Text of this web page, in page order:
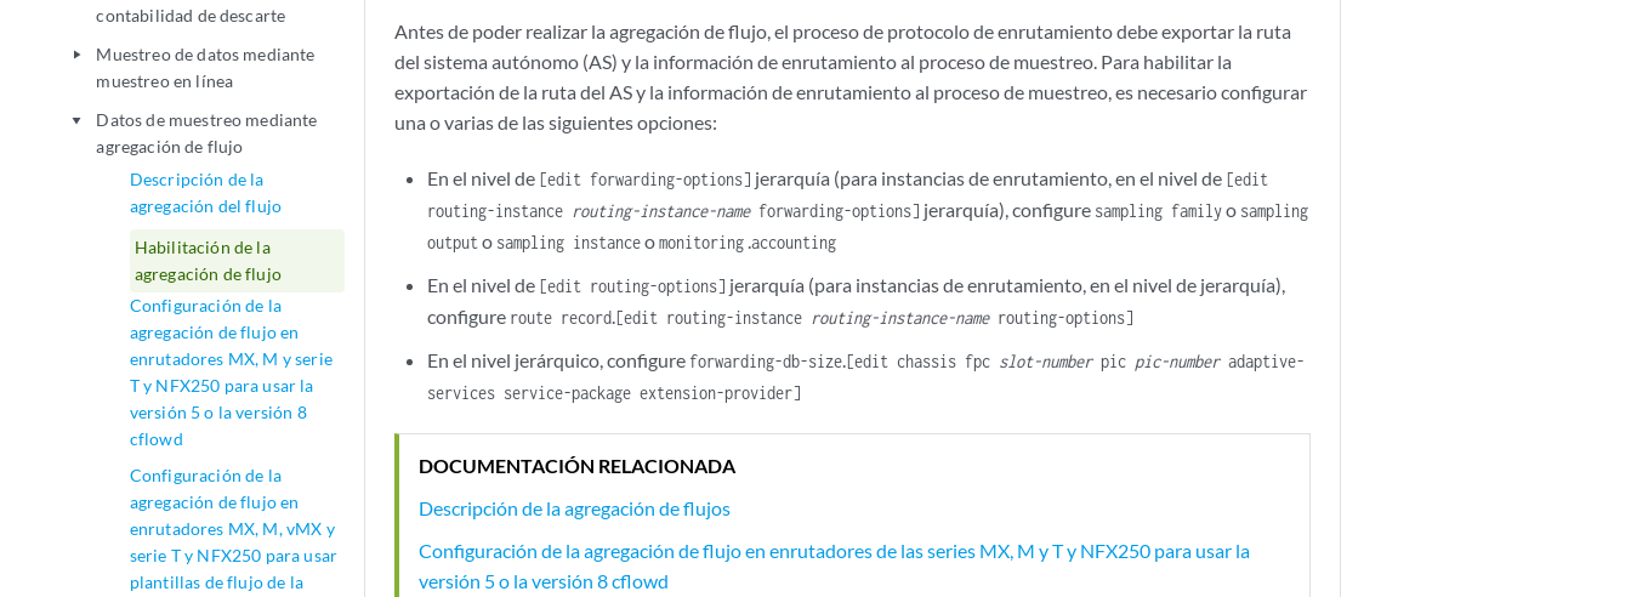
contabilidad de descarte
play_arrow
Muestreo de datos mediante
muestreo en línea
play_arrow
Datos de muestreo mediante
agregación de flujo
Descripción de la
agregación del flujo
Habilitación de la
agregación de flujo
Configuración de la
agregación de flujo en
enrutadores MX, M y serie
T y NFX250 para usar la
versión 5 o la versión 8
cflowd
Configuración de la
agregación de flujo en
enrutadores MX, M, vMX y
serie T y NFX250 para usar
plantillas de flujo de la
Antes de poder realizar la agregación de flujo, el proceso de protocolo de enrutamiento debe exportar la ruta
del sistema autónomo (AS) y la información de enrutamiento al proceso de muestreo. Para habilitar la
exportación de la ruta del AS y la información de enrutamiento al proceso de muestreo, es necesario configurar
una o varias de las siguientes opciones:
En el nivel de [edit forwarding-options] jerarquía (para instancias de enrutamiento, en el nivel de [edit
routing-instance routing-instance-nameforwarding-options] jerarquía), configure sampling familyo sampling
outputo sampling instanceomonitoring .accounting
En el nivel de [edit routing-options] jerarquía (para instancias de enrutamiento, en el nivel de jerarquía),
configure route record.[edit routing-instance routing-instance-namerouting-options]
En el nivel jerárquico, configure forwarding-db-size.[edit chassis fpc slot-numberpic pic-numberadaptive-
services service-package extension-provider]
DOCUMENTACIÓN RELACIONADA
Descripción de la agregación de flujos
Configuración de la agregación de flujo en enrutadores de las series MX, M y T y NFX250 para usar la
versión 5 o la versión 8 cflowd